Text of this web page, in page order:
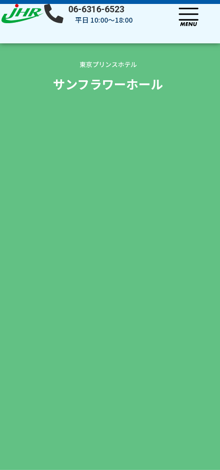
内
容
キ
06-6316-6523
平日 10:00～18:00
東京プリンスホテル
サンフラワーホール